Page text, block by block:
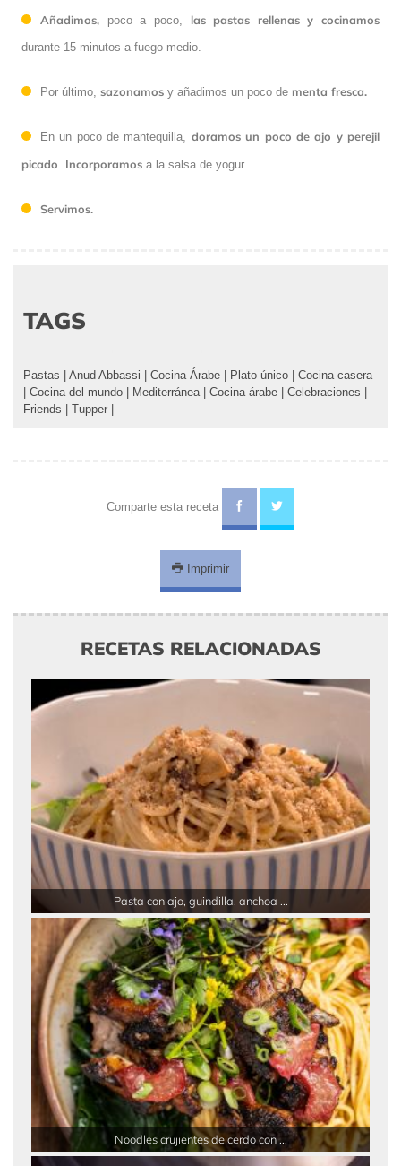
Añadimos, poco a poco, las pastas rellenas y cocinamos
durante 15 minutos a fuego medio.
Por último, sazonamos y añadimos un poco de menta fresca.
En un poco de mantequilla, doramos un poco de ajo y perejil
picado. Incorporamos a la salsa de yogur.
Servimos.
TAGS
Pastas Anud Abbassi Cocina Árabe Plato único
Cocina casera
Cocina del mundo Mediterránea| Cocina árabe Celebraciones
Friends
Tupper
Comparte esta receta
Imprimir
RECETAS RELACIONADAS
Pasta con ajo, guindilla, anchoa ...
Noodles crujientes de cerdo con ...